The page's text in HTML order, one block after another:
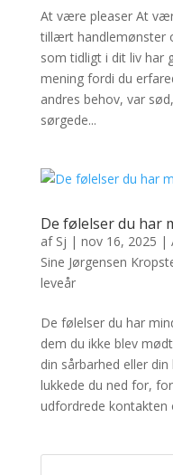
At være pleaser At
tillært handlemønster
som tidligt i dit liv har
mening fordi du
andres behov, var
sørgede...
De følelser du har
af Sj | nov 16, 2025 |
Sine Jørgensen
leveår
De følelser du har
dem du ikke blev
din sårbarhed eller
lukkede du ned for,
udfordrede kontakten